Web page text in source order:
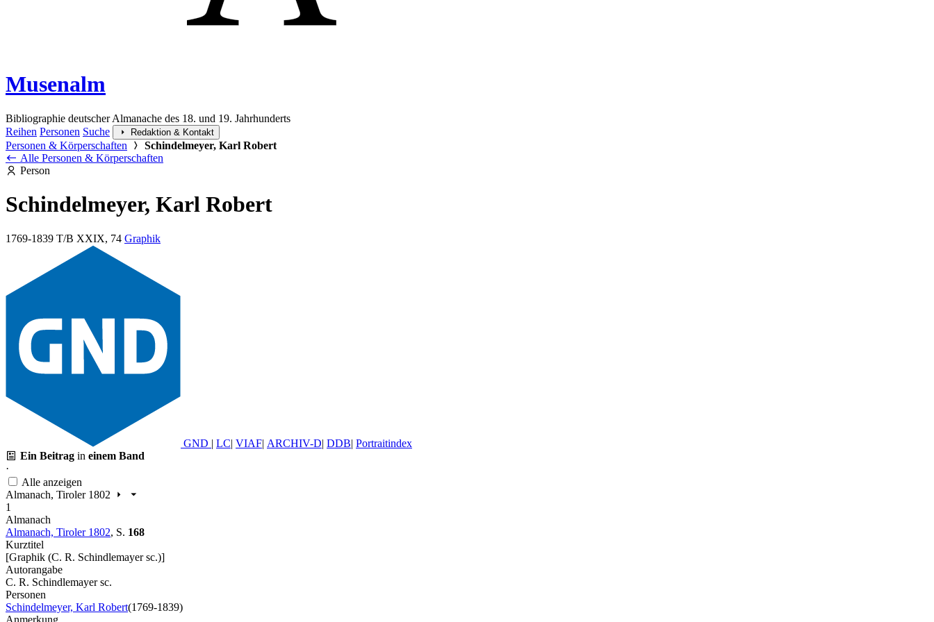
Musenalm
Bibliographie deutscher Almanache des 18. und 19. Jahrhunderts
Reihen Personen Suche Redaktion & Kontakt
Personen & Körperschaften
Schindelmeyer, Karl Robert
Alle Personen & Körperschaften
Person
Schindelmeyer, Karl Robert
1769-1839 T/B XXIX, 74 Graphik
GND | LC| VIAF| ARCHIV-D| DDB| Portraitindex
Ein Beitrag in einem Band
·
Alle anzeigen
Almanach, Tiroler 1802
1
Almanach
Almanach, Tiroler 1802, S. 168
Kurztitel
[Graphik (C. R. Schindlemayer sc.)]
Autorangabe
C. R. Schindlemayer sc.
Personen
Schindelmeyer, Karl Robert(1769-1839)
Anmerkung